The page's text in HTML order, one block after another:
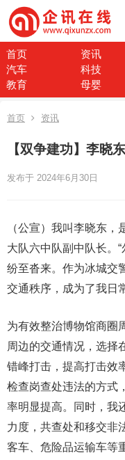
首页 资讯
汽车
科技
教育
母婴
首页 资讯
【双争建功】李晓
发布于 2024年6月30日
（公宣）我叫李晓东
大队六中队副中队长。
纷至沓来。作为冰城交
交通秩序，成为了我日
为有效整治博物馆商圈
周边的交通情况，选择
错峰打击，提高打击效
检查岗查处违法的方式
率明显提高。同时，我
力度，共查处和移交非
客车、危险品运输车等